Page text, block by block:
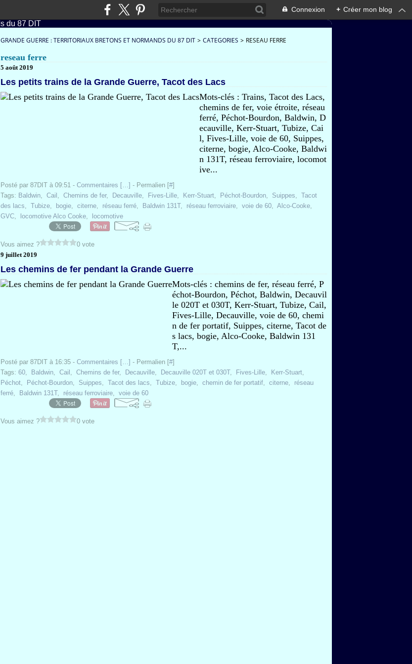
Connexion + Créer mon blog
GRANDE GUERRE : TERRITORIAUX BRETONS ET NORMANDS DU 87 DIT > CATEGORIES > RESEAU FERRE
reseau ferre
5 août 2019
Les petits trains de la Grande Guerre, Tacot des Lacs
Mots-clés : Trains, Tacot des Lacs,
chemins de fer, voie étroite, réseau
ferré, Péchot-Bourdon, Baldwin, D
ecauville, Kerr-Stuart, Tubize, Cai
l, Fives-Lille, voie de 60, Suippes,
citerne, bogie, Alco-Cooke, Baldwi
n 131T, réseau ferroviaire, locomot
ive...
Posté par 87DIT à 09:51 - Commentaires […] - Permalien [#]
Tags: Baldwin, Cail , Chemins de fer, Decauville, Fives-Lille, Kerr-Stuart, Péchot-Bourdon, Suippes, Tacot
des lacs, Tubize, bogie, citerne, réseau ferré, Baldwin 131T, réseau ferroviaire, voie de 60, Alco-Cooke,
GVC, locomotive Alco Cooke, locomotive
Vous aimez ?
0 vote
9 juillet 2019
Les chemins de fer pendant la Grande Guerre
Mots-clés : chemins de fer, réseau ferré, P
échot-Bourdon, Péchot, Baldwin, Decauvil
le 020T et 030T, Kerr-Stuart, Tubize, Cail,
Fives-Lille, Decauville, voie de 60, chemi
n de fer portatif, Suippes, citerne, Tacot de
s lacs, bogie, Alco-Cooke, Baldwin 131
T,...
Posté par 87DIT à 16:35 - Commentaires […] - Permalien [#]
Tags: 60, Baldwin, Cail , Chemins de fer, Decauville, Decauville 020T et 030T, Fives-Lille, Kerr-Stuart,
Péchot, Péchot-Bourdon, Suippes, Tacot des lacs, Tubize, bogie, chemin de fer portatif, citerne, réseau
ferré, Baldwin 131T, réseau ferroviaire, voie de 60
Vous aimez ? 0 vote